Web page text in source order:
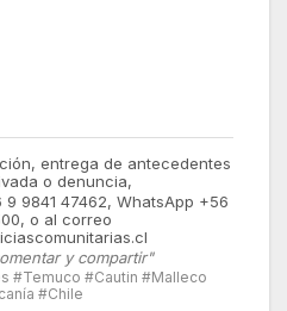
entrega de antecedentes
o denuncia,
9841 47462, WhatsApp +56
o al correo
y compartir"
#Temuco #Cautin #Malleco
#Chile